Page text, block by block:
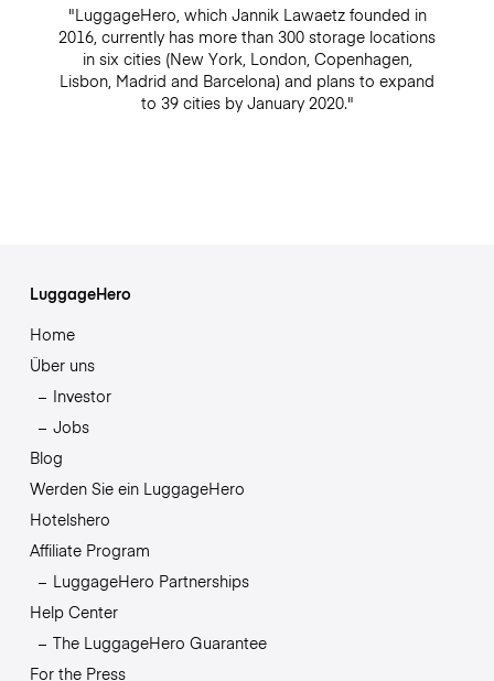
"LuggageHero, which Jannik Lawaetz founded in
2016, currently has more than 300 storage locations
in six cities (New York, London, Copenhagen,
Lisbon, Madrid and Barcelona) and plans to expand
to 39 cities by January 2020."
LuggageHero
Home
Über uns
Investor
Jobs
Blog
Werden Sie ein LuggageHero
Hotelshero
Affiliate Program
LuggageHero Partnerships
Help Center
The LuggageHero Guarantee
For the Press